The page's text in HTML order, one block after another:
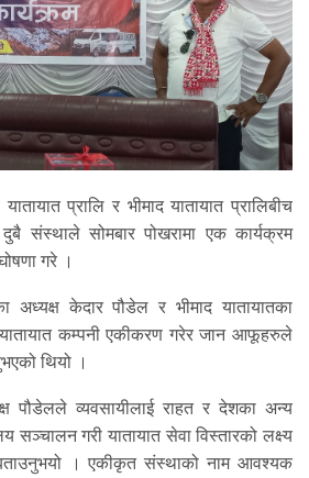
प्रालि र भीमाद यातायात प्रालिबीच
संस्थाले सोमबार पोखरामा एक कार्यक्रम
गरे ।
अध्यक्ष केदार पौडेल र भीमाद यातायातका
कम्पनी एकीकरण गरेर जान आफूहरुले
थियो ।
पौडेलले व्यवसायीलाई राहत र देशका अन्य
सञ्चालन गरी यातायात सेवा विस्तारको लक्ष्य
। एकीकृत संस्थाको नाम आवश्यक